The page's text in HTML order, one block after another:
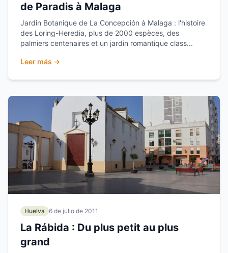
de Paradis à Malaga
Jardin Botanique de La Concepción à Malaga : l'histoire
des Loring-Heredia, plus de 2000 espèces, des
palmiers centenaires et un jardin romantique class...
Leer más →
Huelva 6 de julio de 2011
La Rábida : Du plus petit au plus
grand